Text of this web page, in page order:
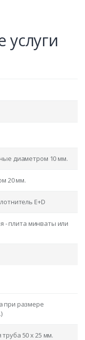
диаметром 10 мм.
20 мм.
E+D
- плита минваты или
при размере
50 х 25 мм.